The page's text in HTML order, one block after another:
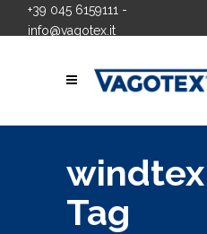
+39 045 6159111 -
info@vagotex.it
Tag